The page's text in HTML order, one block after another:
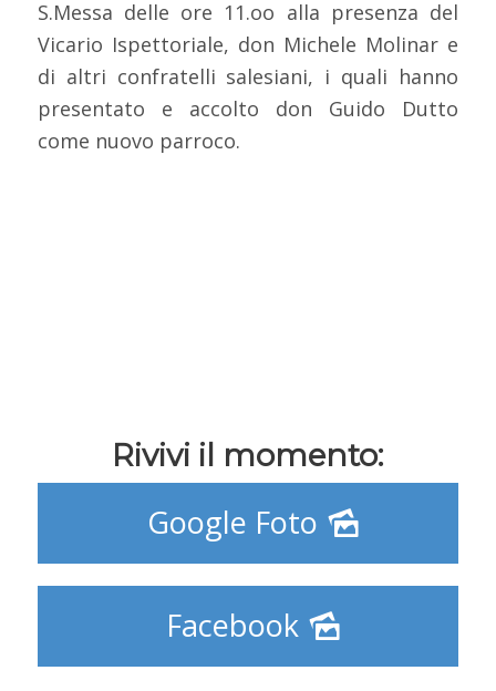
S.Messa delle ore 11.oo alla presenza del
Vicario Ispettoriale, don Michele Molinar e
di altri confratelli salesiani, i quali hanno
presentato e accolto don Guido Dutto
come nuovo parroco.
Rivivi il momento:
Google Foto
Facebook